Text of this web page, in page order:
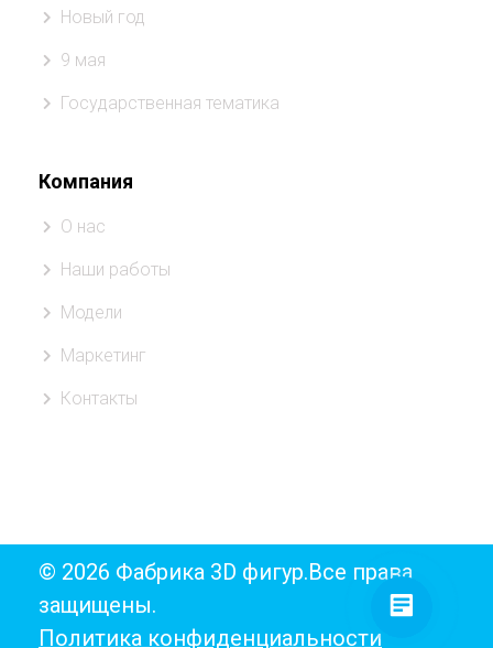
Новый год
9 мая
Государственная тематика
Компания
О нас
Наши работы
Модели
Маркетинг
Контакты
© 2026 Фабрика 3D фигур.Все права
защищены.
Политика конфиденциальности